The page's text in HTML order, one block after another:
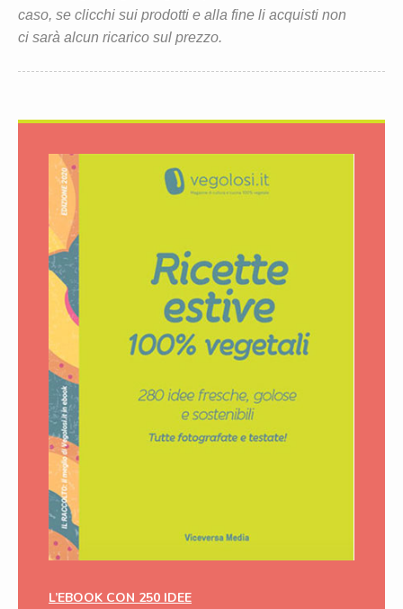
caso, se clicchi sui prodotti e alla fine li acquisti non
ci sarà alcun ricarico sul prezzo.
L’EBOOK CON 250 IDEE